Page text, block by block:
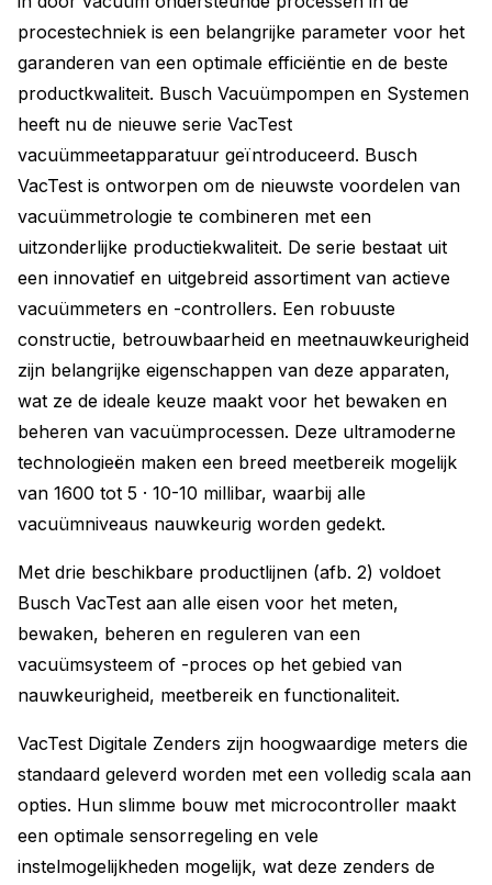
procestechniek is een belangrijke parameter voor het
garanderen van een optimale efficiëntie en de beste
productkwaliteit. Busch Vacuümpompen en Systemen
heeft nu de nieuwe serie VacTest
vacuümmeetapparatuur geïntroduceerd. Busch
VacTest is ontworpen om de nieuwste voordelen van
vacuümmetrologie te combineren met een
uitzonderlijke productiekwaliteit. De serie bestaat uit
een innovatief en uitgebreid assortiment van actieve
vacuümmeters en -controllers. Een robuuste
constructie, betrouwbaarheid en meetnauwkeurigheid
zijn belangrijke eigenschappen van deze apparaten,
wat ze de ideale keuze maakt voor het bewaken en
beheren van vacuümprocessen. Deze ultramoderne
technologieën maken een breed meetbereik mogelijk
van 1600 tot 5 · 10-10 millibar, waarbij alle
vacuümniveaus nauwkeurig worden gedekt.
Met drie beschikbare productlijnen (afb. 2) voldoet
Busch VacTest aan alle eisen voor het meten,
bewaken, beheren en reguleren van een
vacuümsysteem of -proces op het gebied van
nauwkeurigheid, meetbereik en functionaliteit.
VacTest Digitale Zenders zijn hoogwaardige meters die
standaard geleverd worden met een volledig scala aan
opties. Hun slimme bouw met microcontroller maakt
een optimale sensorregeling en vele
instelmogelijkheden mogelijk, wat deze zenders de